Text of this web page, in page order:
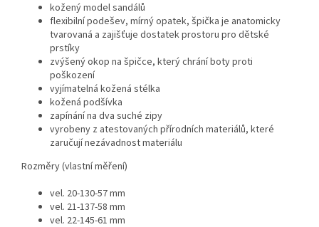
kožený model sandálů
flexibilní podešev, mírný opatek, špička je anatomicky
tvarovaná a zajišťuje dostatek prostoru pro dětské
prstíky
zvýšený okop na špičce, který chrání boty proti
poškození
vyjímatelná kožená stélka
kožená podšívka
zapínání na dva suché zipy
vyrobeny z atestovaných přírodních materiálů, které
zaručují nezávadnost materiálu
Rozměry (vlastní měření)
vel. 20-130-57 mm
vel. 21-137-58 mm
vel. 22-145-61 mm